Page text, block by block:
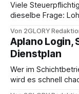
Viele
dieselbe Frage:
erledigen? Die
aus – sobald
zusammentreffen
anstehen, zahlt
Von 2GLORY
Aplano Login,
Dienstplan
Wer im
wird es schnell